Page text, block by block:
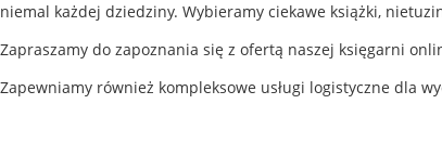
niemal każdej dziedziny. Wybieramy ciekawe książki,
Zapraszamy do zapoznania się z ofertą naszej księgarni
Zapewniamy również kompleksowe usługi logistyczne dla